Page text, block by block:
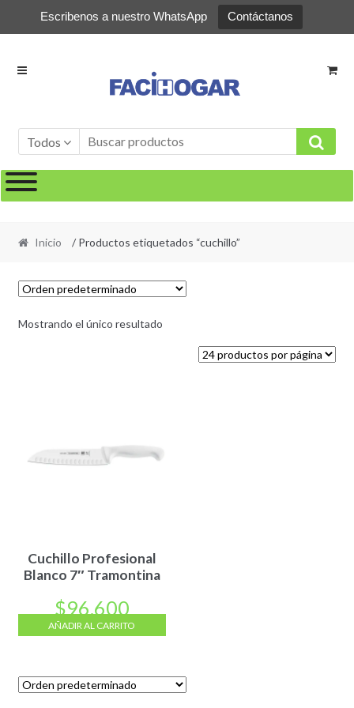
Escribenos a nuestro WhatsApp Contáctanos
Ir
Ir
Todos
Inicio / Productos etiquetados “cuchillo”
Mostrando el único resultado
Cuchillo Profesional
Blanco 7″ Tramontina
$96.600
AÑADIR AL CARRITO